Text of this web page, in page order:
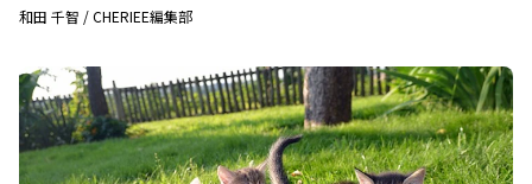
和田 千智 /CHERIEE編集部